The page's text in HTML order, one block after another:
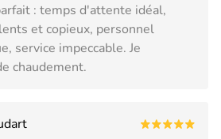
: temps d'attente idéal,
et copieux, personnel
service impeccable. Je
chaudement.